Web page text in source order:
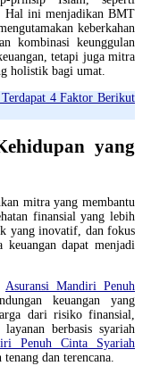
Hal ini menjadikan BMT
keberkahan
kombinasi keunggulan
tetapi juga mitra
holistik bagi umat.
4 Faktor Berikut
yang
mitra yang membantu
finansial yang lebih
yang inovatif, dan fokus
keuangan dapat menjadi
Asuransi Mandiri Penuh
keuangan yang
dari risiko finansial,
berbasis syariah
Penuh Cinta Syariah
dan terencana.